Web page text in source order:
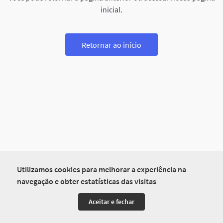
Utilizamos cookies para melhorar a experiência na
navegação e obter estatísticas das visitas
Aceitar e fechar
inicial.
Retornar ao início